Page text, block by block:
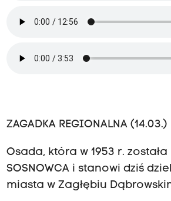
ZAGADKA REGIONALNA (14.03.)
Osada, która w 1953 r.
SOSNOWCA i stanowi dziś
miasta w Zagłębiu